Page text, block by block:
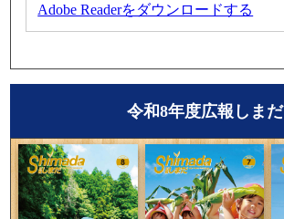
Adobe Readerをダウンロードする
令和8年度広報しまだ